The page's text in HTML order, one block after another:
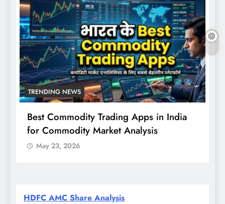
TRENDING NEWS
Best Commodity Trading Apps in India
for Commodity Market Analysis
May 23, 2026
HDFC AMC Share Analysis